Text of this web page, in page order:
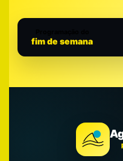
fim de semana